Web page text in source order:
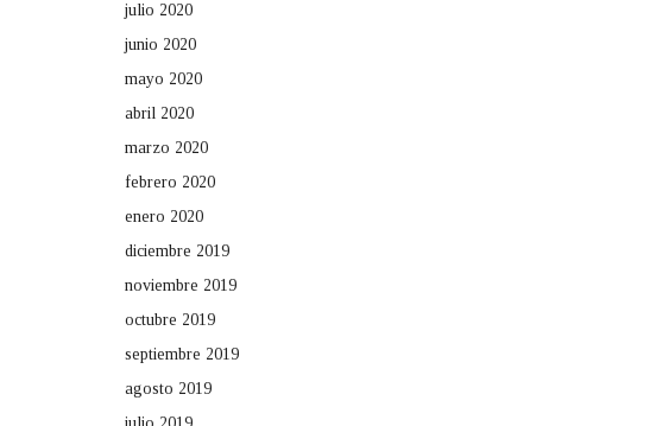
julio 2020
junio 2020
mayo 2020
abril 2020
marzo 2020
febrero 2020
enero 2020
diciembre 2019
noviembre 2019
octubre 2019
septiembre 2019
agosto 2019